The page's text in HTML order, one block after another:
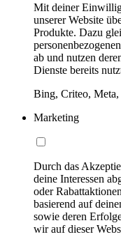
Mit deiner
unserer Website
Produkte. Dazu
ab und nutzen
Dienste bereits
Bing, Criteo,
Marketing
Durch das
deine Interessen
oder
basierend auf
sowie deren
wir auf dieser